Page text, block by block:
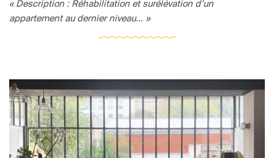
« Description : Réhabilitation et surélévation d’un
appartement au dernier niveau... »